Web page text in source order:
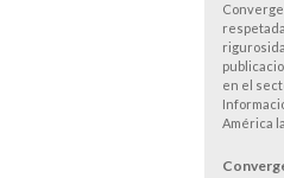
en el
América